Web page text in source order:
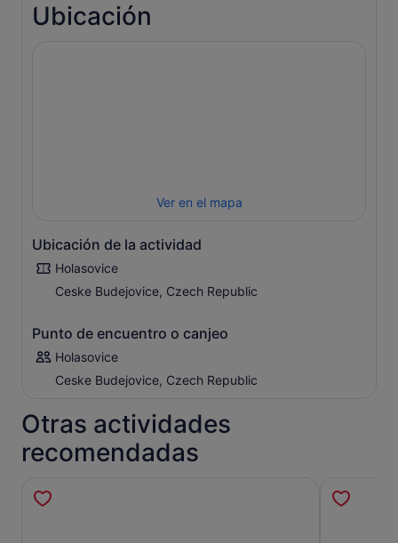
que
Ubicación
Ver en el mapa
Ubicación de la actividad
Holasovice
Ceske Budejovice, Czech Republic
Punto de encuentro o canjeo
Holasovice
Ceske Budejovice, Czech Republic
Otras actividades
recomendadas